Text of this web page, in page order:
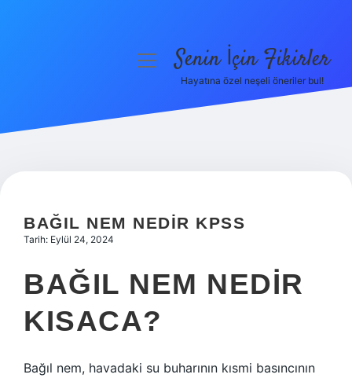
Hakkımızda
menüyüSenin İçin Fikirler
Hayatına özel neşeli öneriler bul!
BAĞIL NEM NEDIR KPSS
Tarih: Eylül 24, 2024
BAĞIL NEM NEDIR
KISACA?
Bağıl nem, havadaki su buharının kısmi basıncının